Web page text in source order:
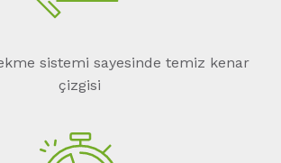
sistemi sayesinde temiz kenar
çizgisi